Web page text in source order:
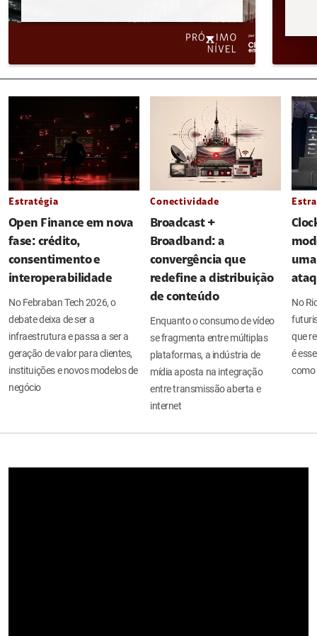
Estratégia
Open Finance em nova
fase: crédito,
consentimento e
interoperabilidade
No Febraban Tech 2026, o
debate deixa de ser a
infraestrutura e passa a ser a
geração de valor para clientes,
instituições e novos modelos de
negócio
Conectividade
Broadcast +
Broadband: a
convergência que
redefine a distribuição
de conteúdo
Enquanto o consumo de vídeo
se fragmenta entre múltiplas
plataformas, a indústria de
mídia aposta na integração
entre transmissão aberta e
internet
No
que
é
como